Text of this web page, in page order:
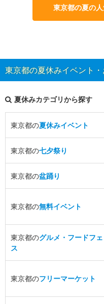
東京都の夏の
東京都の夏休みイベント
夏休みカテゴリから探す
東京都の夏休みイベント
東京都の七夕祭り
東京都の盆踊り
東京都の無料イベント
東京都のグルメ・フードフェ
ス
東京都のフリーマーケット